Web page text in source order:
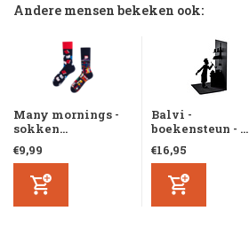
Andere mensen bekeken ook:
Many mornings -
sokken...
€9,99
Balvi -
boekensteun - ...
€16,95